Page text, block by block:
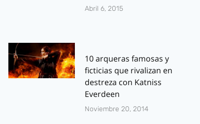
Abril 6, 2015
10 arqueras famosas y
ficticias que rivalizan en
destreza con Katniss
Everdeen
Noviembre 20, 2014